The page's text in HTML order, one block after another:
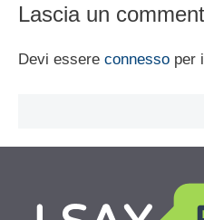
Lascia un
Devi essere connesso per